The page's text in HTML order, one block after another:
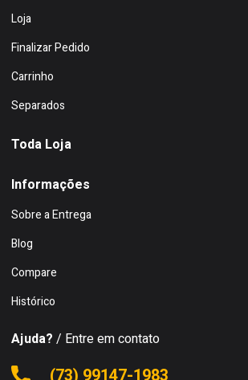
Loja
Finalizar Pedido
Carrinho
Separados
Toda Loja
Informações
Sobre a Entrega
Blog
Compare
Histórico
Ajuda? / Entre em contato